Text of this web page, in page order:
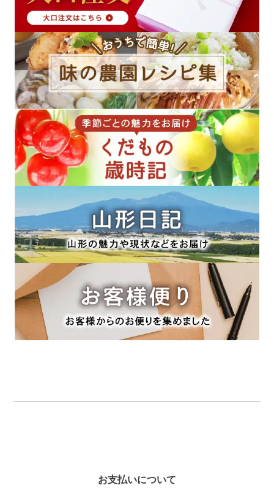
お支払いについて